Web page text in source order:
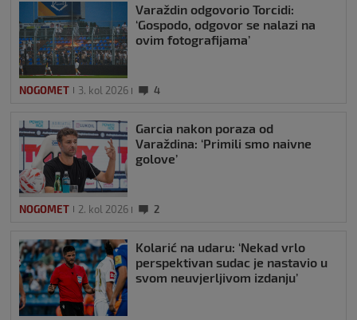
Varaždin odgovorio Torcidi:
‘Gospodo, odgovor se nalazi na
ovim fotografijama’
NOGOMET 3. kol 2026 4
Garcia nakon poraza od
Varaždina: ‘Primili smo naivne
golove’
NOGOMET 2. kol 2026 2
Kolarić na udaru: ‘Nekad vrlo
perspektivan sudac je nastavio u
svom neuvjerljivom izdanju’